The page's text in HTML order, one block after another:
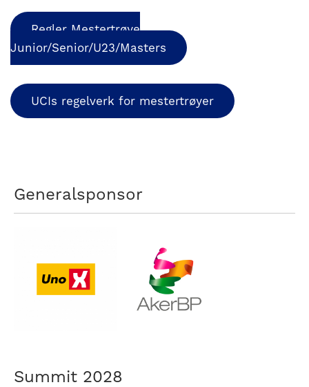
Regler Mestertrøye
Junior/Senior/U23/Masters
UCIs regelverk for mestertrøyer
Generalsponsor
Summit 2028